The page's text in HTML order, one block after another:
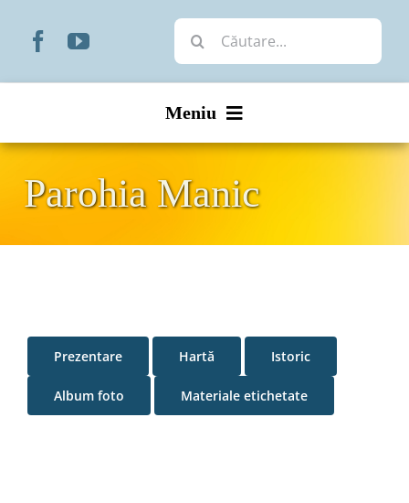
Cautare...
Meniu
Liturgic
Parohia Manic
Prezentare Hartă Istoric
Album foto Materiale etichetate